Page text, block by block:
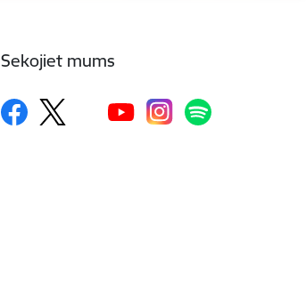
Sekojiet mums